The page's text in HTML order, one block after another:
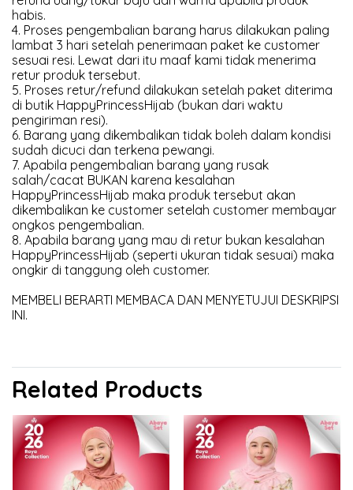
habis.
4. Proses pengembalian barang harus dilakukan paling
lambat 3 hari setelah penerimaan paket ke customer
sesuai resi. Lewat dari itu maaf kami tidak menerima
retur produk tersebut.
5. Proses retur/refund dilakukan setelah paket diterima
di butik HappyPrincessHijab (bukan dari waktu
pengiriman resi).
6. Barang yang dikembalikan tidak boleh dalam kondisi
sudah dicuci dan terkena pewangi.
7. Apabila pengembalian barang yang rusak
salah/cacat BUKAN karena kesalahan
HappyPrincessHijab maka produk tersebut akan
dikembalikan ke customer setelah customer membayar
ongkos pengembalian.
8. Apabila barang yang mau di retur bukan kesalahan
HappyPrincessHijab (seperti ukuran tidak sesuai) maka
ongkir di tanggung oleh customer.
MEMBELI BERARTI MEMBACA DAN MENYETUJUI DESKRIPSI
INI.
Related Products